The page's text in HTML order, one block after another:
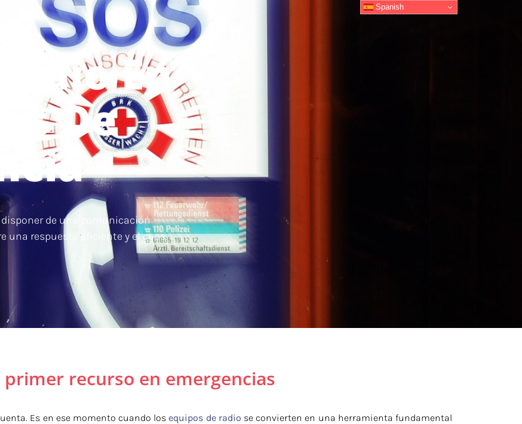
En
De
de una comunicación
una respuesta eficiente y el caos.
recurso en emergencias
Es en ese momento cuando losequipos de radio se convierten en una herramienta fundamental
Spanish